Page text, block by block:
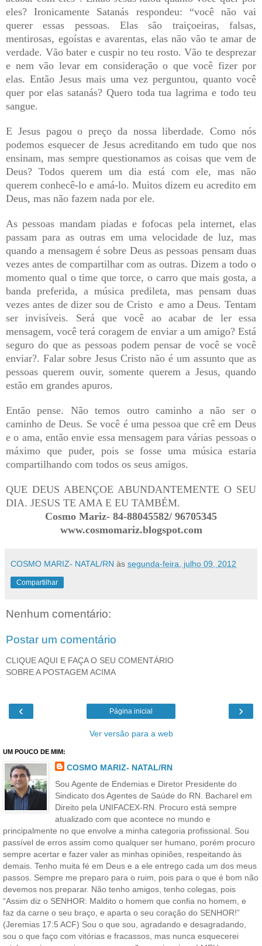
eles? Ironicamente Satanás respondeu: “você não vai
querer essas pessoas. Elas são traiçoeiras, falsas,
mentirosas, egoístas e avarentas, elas não vão te amar de
verdade. Vão bater e cuspir no teu rosto. Vão te desprezar
e nem vão levar em consideração o que você fizer por
elas. Então Jesus mais uma vez perguntou, quanto você
quer por elas satanás? Quero toda tua lagrima e todo teu
sangue.
E Jesus pagou o preço da nossa liberdade. Como nós
podemos esquecer de Jesus acreditando em tudo que nos
ensinam, mas sempre questionamos as coisas que vem de
Deus? Todos querem um dia está com ele, mas não
querem conhecê-lo e amá-lo. Muitos dizem eu acredito em
Deus, mas não fazem nada por ele.
As pessoas mandam piadas e fofocas pela internet, elas
passam para as outras em uma velocidade de luz, mas
quando a mensagem é sobre Deus as pessoas pensam duas
vezes antes de compartilhar com as outras. Dizem a todo o
momento qual o time que torce, o carro que mais gosta, a
banda preferida, a música predileta, mas pensam duas
vezes antes de dizer sou de Cristo e amo a Deus. Tentam
ser invisíveis. Será que você ao acabar de ler essa
mensagem, você terá coragem de enviar a um amigo? Está
seguro do que as pessoas podem pensar de você se você
enviar?. Falar sobre Jesus Cristo não é um assunto que as
pessoas querem ouvir, somente querem a Jesus, quando
estão em grandes apuros.
Então pense. Não temos outro caminho a não ser o
caminho de Deus. Se você é uma pessoa que crê em Deus
e o ama, então envie essa mensagem para várias pessoas o
máximo que puder, pois se fosse uma música estaria
compartilhando com todos os seus amigos.
QUE DEUS ABENÇOE ABUNDANTEMENTE O SEU
DIA. JESUS TE AMA E EU TAMBÉM.
Cosmo Mariz- 84-88045582/ 96705345
www.cosmomariz.blogspot.com
COSMO MARIZ- NATAL/RN às segunda-feira, julho 09, 2012
Compartilhar
Nenhum comentário:
Postar um comentário
CLIQUE AQUI E FAÇA O SEU COMENTÁRIO
SOBRE A POSTAGEM ACIMA
‹ ›
Página inicial
Ver versão para a web
UM POUCO DE MIM:
COSMO MARIZ- NATAL/RN
Sou Agente de Endemias e Diretor Presidente do
Sindicato dos Agentes de Saúde do RN. Bacharel em
Direito pela UNIFACEX-RN. Procuro está sempre
atualizado com que acontece no mundo e
principalmente no que envolve a minha categoria profissional. Sou
passível de erros assim como qualquer ser humano, porém procuro
sempre acertar e fazer valer as minhas opiniões, respeitando às
demais. Tenho muita fé em Deus e a ele entrego cada um dos meus
passos. Sempre me preparo para o ruim, pois para o que é bom não
devemos nos preparar. Não tenho amigos, tenho colegas, pois
“Assim diz o SENHOR: Maldito o homem que confia no homem, e
faz da carne o seu braço, e aparta o seu coração do SENHOR!”
(Jeremias 17:5 ACF) Sou o que sou, agradando e desagradando,
sou o que faço com vitórias e fracassos, mas nunca esquecerei